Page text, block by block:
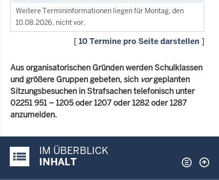
Weitere Termininformationen liegen für Montag, den
10.08.2026, nicht vor.
[10 Termine pro Seite darstellen ]
Aus organisatorischen Gründen werden Schulklassen
und größere Gruppen gebeten, sich vorgeplanten
Sitzungsbesuchen in Strafsachen telefonisch unter
02251 951 – 1205 oder 1207 oder 1282 oder 1287
anzumelden.
Justiz-Portal im Überblick:
IM ÜBERBLICK
INHALT